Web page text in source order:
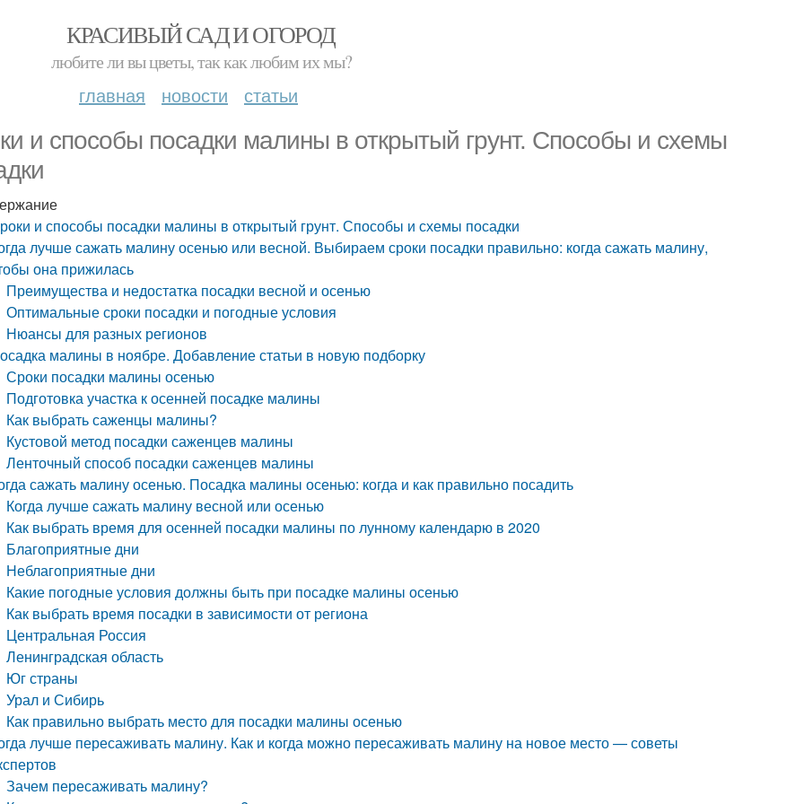
КРАСИВЫЙ САД И ОГОРОД
любите ли вы цветы, так как любим их мы?
главная новости статьи
и способы посадки малины в открытый грунт. Способы и схемы
и способы посадки малины в открытый грунт. Способы и схемы посадки
лучше сажать малину осенью или весной. Выбираем сроки посадки правильно: когда сажать малину,
она прижилась
Преимущества и недостатка посадки весной и осенью
Оптимальные сроки посадки и погодные условия
Нюансы для разных регионов
малины в ноябре. Добавление статьи в новую подборку
Сроки посадки малины осенью
Подготовка участка к осенней посадке малины
Как выбрать саженцы малины?
Кустовой метод посадки саженцев малины
Ленточный способ посадки саженцев малины
сажать малину осенью. Посадка малины осенью: когда и как правильно посадить
Когда лучше сажать малину весной или осенью
Как выбрать время для осенней посадки малины по лунному календарю в 2020
Благоприятные дни
Неблагоприятные дни
Какие погодные условия должны быть при посадке малины осенью
Как выбрать время посадки в зависимости от региона
Центральная Россия
Ленинградская область
Юг страны
Урал и Сибирь
Как правильно выбрать место для посадки малины осенью
лучше пересаживать малину. Как и когда можно пересаживать малину на новое место — советы
Зачем пересаживать малину?